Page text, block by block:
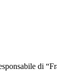
di